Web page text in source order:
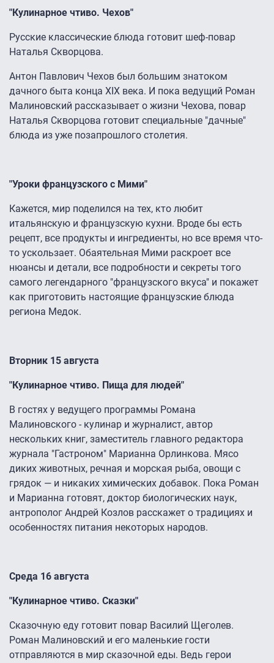
"Кулинарное чтиво. Чехов"
Русские классические блюда готовит шеф-повар
Наталья Скворцова.
Антон Павлович Чехов был большим знатоком
дачного быта конца XIX века. И пока ведущий Роман
Малиновский рассказывает о жизни Чехова, повар
Наталья Скворцова готовит специальные "дачные"
блюда из уже позапрошлого столетия.
"Уроки французского с Мими"
Кажется, мир поделился на тех, кто любит
итальянскую и французскую кухни. Вроде бы есть
рецепт, все продукты и ингредиенты, но все время что-
то ускользает. Обаятельная Мими раскроет все
нюансы и детали, все подробности и секреты того
самого легендарного "французского вкуса" и покажет
как приготовить настоящие французские блюда
региона Медок.
Вторник 15 августа
"Кулинарное чтиво. Пища для людей"
В гостях у ведущего программы Романа
Малиновского - кулинар и журналист, автор
нескольких книг, заместитель главного редактора
журнала "Гастроном" Марианна Орлинкова. Мясо
диких животных, речная и морская рыба, овощи с
грядок — и никаких химических добавок. Пока Роман
и Марианна готовят, доктор биологических наук,
антрополог Андрей Козлов расскажет о традициях и
особенностях питания некоторых народов.
Среда 16 августа
"Кулинарное чтиво. Сказки"
Сказочную еду готовит повар Василий Щеголев.
Роман Малиновский и его маленькие гости
отправляются в мир сказочной еды. Ведь герои